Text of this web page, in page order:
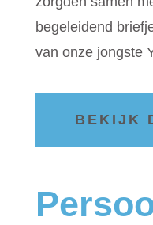
begeleidend
van onze jongste
BEKIJK